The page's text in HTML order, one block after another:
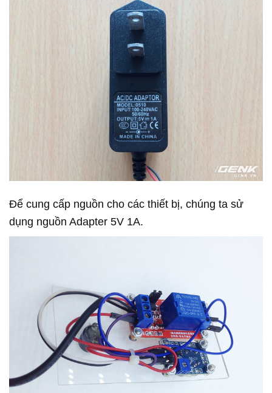
Để cung cấp nguồn cho các thiết bị, chúng ta sử
dụng nguồn Adapter 5V 1A.